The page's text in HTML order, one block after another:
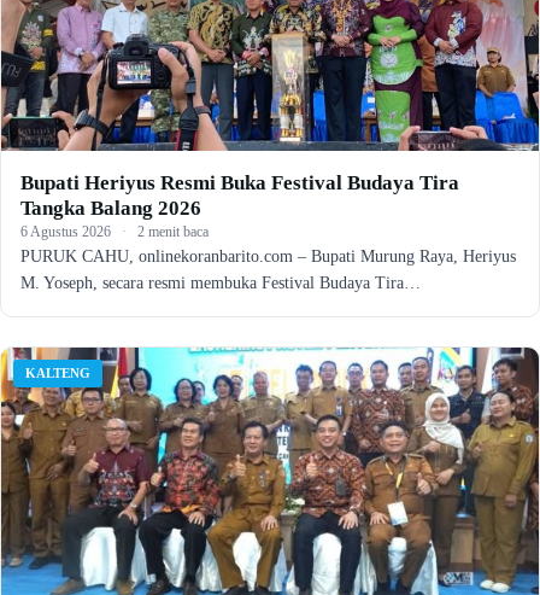
Bupati Heriyus Resmi Buka Festival Budaya Tira
Tangka Balang 2026
6 Agustus 2026 · 2 menit baca
PURUK CAHU, onlinekoranbarito.com – Bupati Murung Raya, Heriyus
M. Yoseph, secara resmi membuka Festival Budaya Tira…
KALTENG